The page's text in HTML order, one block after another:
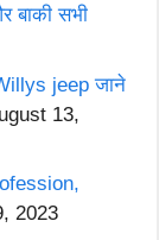
बाकी सभी
jeep जाने
13,
2023